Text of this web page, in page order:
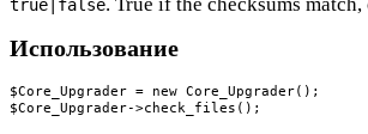
true|false
Использование
$Core_Upgrader = new Core_Upgrader();
$Core_Upgrader->check_files();